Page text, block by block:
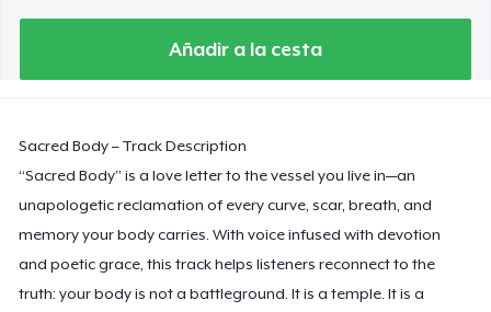
Añadir a la cesta
Sacred Body – Track Description
“Sacred Body” is a love letter to the vessel you live in—an
unapologetic reclamation of every curve, scar, breath, and
memory your body carries. With voice infused with devotion
and poetic grace, this track helps listeners reconnect to the
truth: your body is not a battleground. It is a temple. It is a